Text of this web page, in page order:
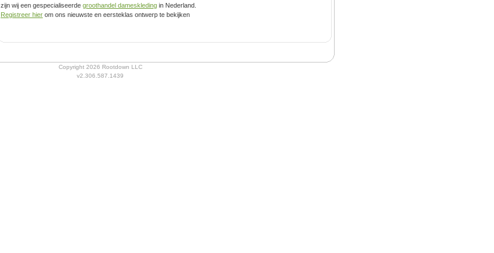
zijn wij een gespecialiseerde groothandel dameskleding in Nederland.
Registreer hier om ons nieuwste en eersteklas ontwerp te bekijken
Copyright 2026 Rootdown LLC
v2.306.587.1439